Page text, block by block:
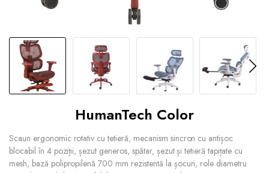
HumanTech Color
Scaun ergonomic rotativ cu tetieră, mecanism sincron cu antișoc
blocabil în 4 poziții, șezut generos, spătar, șezut și tetieră tapițate cu
mesh, bază polipropilenă 700 mm rezistentă la șocuri, role diametru